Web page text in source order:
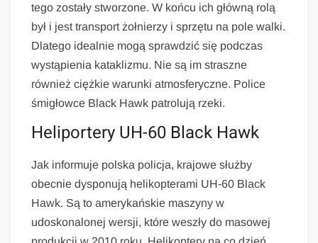
tego zostały stworzone. W końcu ich główną rolą
był i jest transport żołnierzy i sprzętu na pole walki.
Dlatego idealnie mogą sprawdzić się podczas
wystąpienia kataklizmu. Nie są im straszne
również ciężkie warunki atmosferyczne. Police
śmigłowce Black Hawk patrolują rzeki.
Heliportery UH-60 Black Hawk
Jak informuje polska policja, krajowe służby
obecnie dysponują helikopterami UH-60 Black
Hawk. Są to amerykańskie maszyny w
udoskonalonej wersji, które weszły do masowej